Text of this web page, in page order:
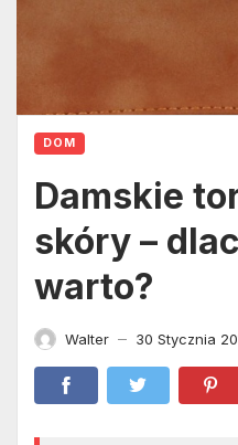
DOM
Damskie
skóry –
warto?
Walter — 30 Stycznia